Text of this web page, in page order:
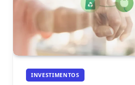
INVESTIMENTOS